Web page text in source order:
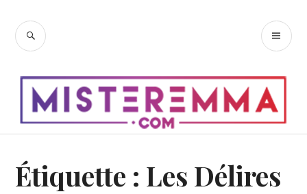
contenu
RECHERCHE
Étiquette : Les Délires